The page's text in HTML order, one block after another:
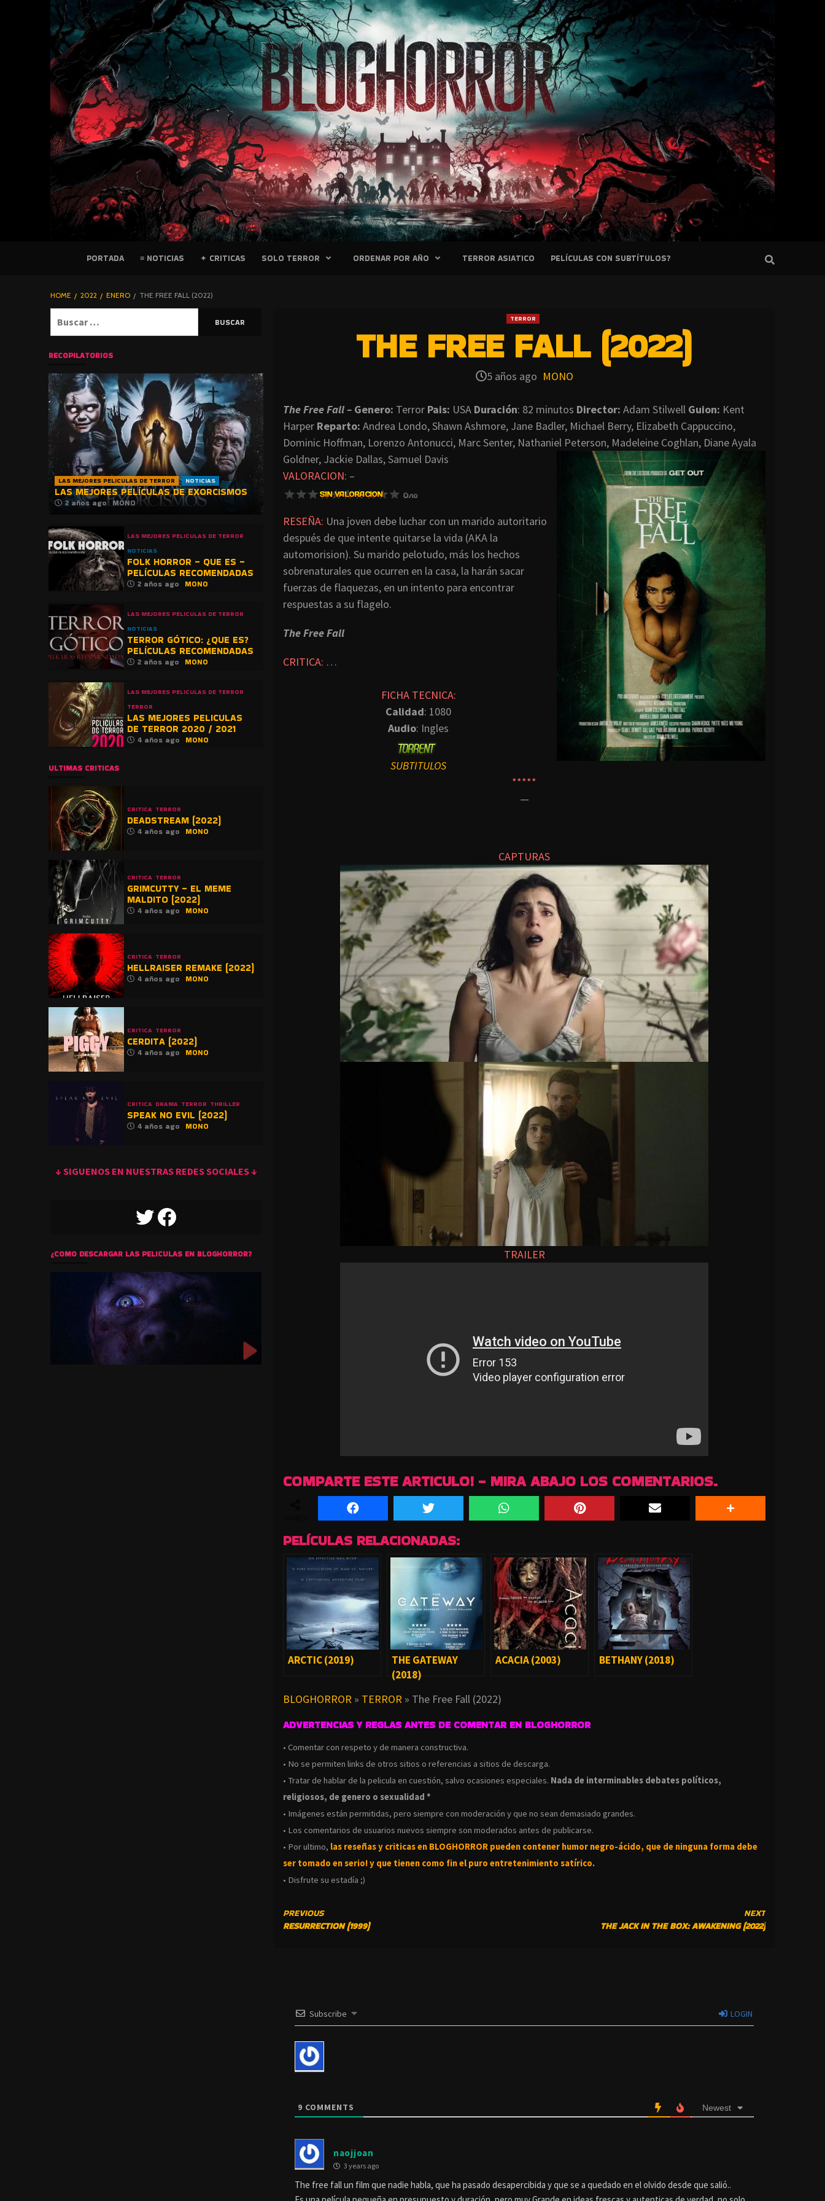
PELICULAS
BLOGHORROR
⋆
PORTADA ≡ NOTICIAS ✦ CRITICAS SOLO TERROR ORDENAR POR AÑO TERROR ASIATICO PELÍCULAS CON SUBTÍTULOS?
HOME 2022 ENERO THE FREE FALL (2022)
TERROR
THE FREE FALL (2022)
5 años ago MONO
The Free Fall – Genero: Terror Pais: USA Duración: 82 minutos Director: Adam Stilwell Guion: Kent
Harper Reparto: Andrea Londo, Shawn Ashmore, Jane Badler, Michael Berry, Elizabeth Cappuccino,
Dominic Hoffman, Lorenzo Antonucci, Marc Senter, Nathaniel Peterson, Madeleine Coghlan, Diane Ayala
Goldner, Jackie Dallas, Samuel Davis
VALORACION: –
RESEÑA: Una joven debe luchar con un marido autoritario
después de que intente quitarse la vida (AKA la
automorision). Su marido pelotudo, más los hechos
sobrenaturales que ocurren en la casa, la harán sacar
fuerzas de flaquezas, en un intento para encontrar
respuestas a su flagelo.
The Free Fall
CRITICA: …
FICHA TECNICA:
Calidad: 1080
Audio: Ingles
SUBTITULOS
*****
—
CAPTURAS
TRAILER
COMPARTE ESTE ARTICULO! - MIRA ABAJO LOS COMENTARIOS.
PELÍCULAS RELACIONADAS:
ARCTIC (2019)
THE GATEWAY
(2018)
ACACIA (2003) BETHANY (2018)
BLOGHORROR » TERROR » The Free Fall (2022)
ADVERTENCIAS Y REGLAS ANTES DE COMENTAR EN BLOGHORROR
• Comentar con respeto y de manera constructiva.
• No se permiten links de otros sitios o referencias a sitios de descarga.
• Tratar de hablar de la pelicula en cuestión, salvo ocasiones especiales. Nada de interminables debates políticos,
religiosos, de genero o sexualidad *
• Imágenes están permitidas, pero siempre con moderación y que no sean demasiado grandes.
• Los comentarios de usuarios nuevos siempre son moderados antes de publicarse.
• Por ultimo, las reseñas y criticas en BLOGHORROR pueden contener humor negro-ácido, que de ninguna forma debe
ser tomado en serio! y que tienen como fin el puro entretenimiento satírico.
• Disfrute su estadía ;)
CONTINUE
READING
PREVIOUS
RESURRECTION (1999)
NEXT
THE JACK IN THE BOX: AWAKENING (2022)
Subscribe LOGIN
9 COMMENTS Newest
naojjoan
3 years ago
The free fall un film que nadie habla, que ha pasado desapercibida y que se a quedado en el olvido desde que salió..
RECOPILATORIOS
LAS MEJORES PELICULAS DE TERROR NOTICIAS
LAS MEJORES PELÍCULAS DE EXORCISMOS
2 años ago MONO
LAS MEJORES PELICULAS DE TERROR
NOTICIAS
FOLK HORROR – QUE ES –
PELÍCULAS RECOMENDADAS
2 años ago MONO
LAS MEJORES PELICULAS DE TERROR
NOTICIAS
TERROR GÓTICO: ¿QUE ES?
PELÍCULAS RECOMENDADAS
2 años ago MONO
LAS MEJORES PELICULAS DE TERROR
TERROR
LAS MEJORES PELICULAS
DE TERROR 2020 / 2021
4 años ago MONO
ULTIMAS CRITICAS
CRITICA TERROR
DEADSTREAM (2022)
4 años ago MONO
CRITICA TERROR
GRIMCUTTY – EL MEME
MALDITO (2022)
4 años ago MONO
CRITICA TERROR
HELLRAISER REMAKE (2022)
4 años ago MONO
CRITICA TERROR
CERDITA (2022)
4 años ago MONO
CRITICA DRAMA TERROR THRILLER
SPEAK NO EVIL (2022)
4 años ago MONO
↓ SIGUENOS EN NUESTRAS REDES SOCIALES ↓
TWITTERFACEBOOK
¿COMO DESCARGAR LAS PELICULAS EN BLOGHORROR?